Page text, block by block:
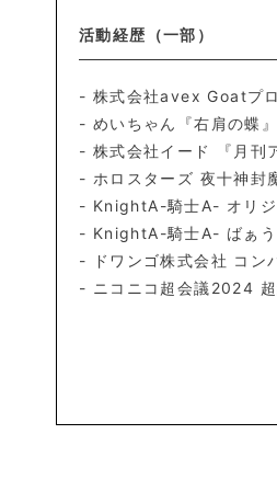
活動経歴（一部）
- 株式会社avex Goatプ
- めいちゃん『右肩の蝶
- 株式会社イード 『月刊
- ホロスターズ 夜十神封
- KnightA-騎士A- オリジ
- KnightA-騎士A- ばぁう
- ドワンゴ株式会社 コン
- ニコニコ超会議2024